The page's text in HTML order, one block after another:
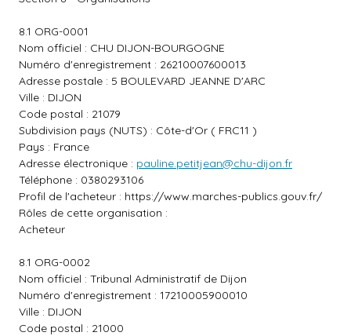
8.1 ORG-0001
Nom officiel : CHU DIJON-BOURGOGNE
Numéro d'enregistrement : 26210007600013
Adresse postale : 5 BOULEVARD JEANNE D'ARC
Ville : DIJON
Code postal : 21079
Subdivision pays (NUTS) : Côte-d'Or ( FRC11 )
Pays : France
Adresse électronique : pauline.petitjean@chu-dijon.fr
Téléphone : 0380293106
Profil de l'acheteur : https://www.marches-publics.gouv.fr/
Rôles de cette organisation :
Acheteur
8.1 ORG-0002
Nom officiel : Tribunal Administratif de Dijon
Numéro d'enregistrement : 17210005900010
Ville : DIJON
Code postal : 21000